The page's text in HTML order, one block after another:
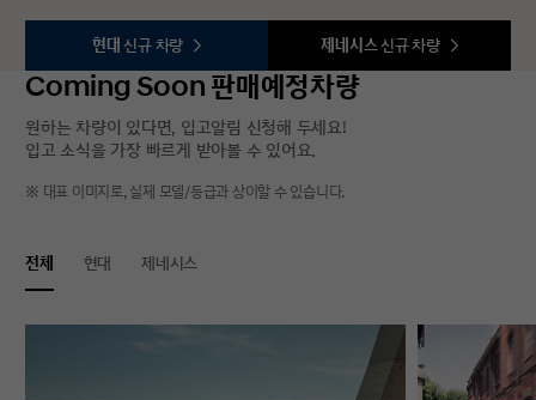
현대 신규 차량 제네시스 신규 차량
Coming Soon 판매예정차량
원하는 차량이 있다면, 입고알림 신청해 두세요!
입고 소식을 가장 빠르게 받아볼 수 있어요.
※ 대표 이미지로, 실제 모델/등급과 상이할 수 있습니다.
전체 현대 제네시스